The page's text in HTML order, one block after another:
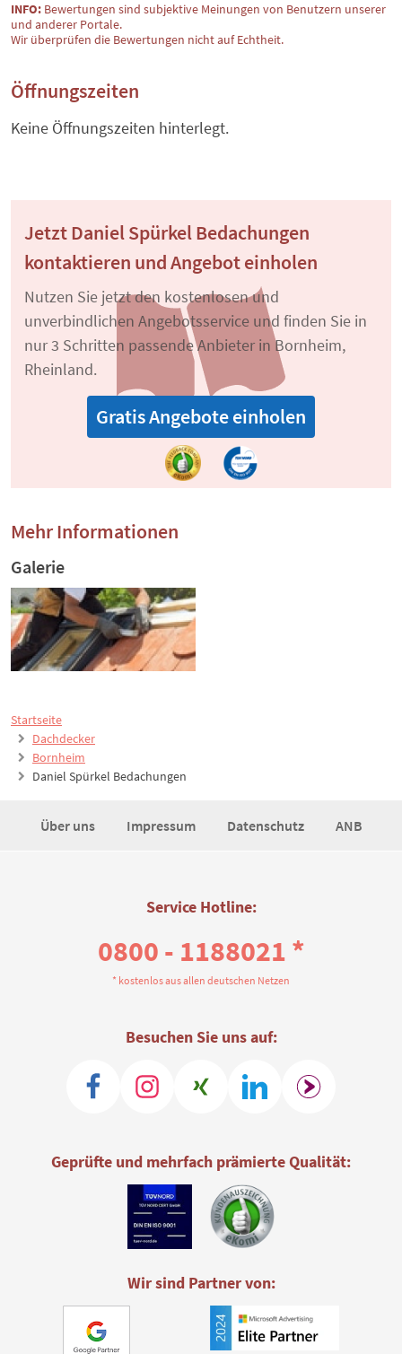
Startseite
Dachdecker
Bornheim
Daniel Spürkel Bedachungen
INFO: Bewertungen sind subjektive Meinungen von Benutzern unserer
und anderer Portale.
Wir überprüfen die Bewertungen nicht auf Echtheit.
Öffnungszeiten
Keine Öffnungszeiten hinterlegt.
Jetzt Daniel Spürkel Bedachungen
kontaktieren und Angebot einholen
Nutzen Sie jetzt den kostenlosen und
unverbindlichen Angebotsservice und finden Sie in
nur 3 Schritten passende Anbieter in Bornheim,
Rheinland.
Gratis Angebote einholen
Mehr Informationen
Galerie
Über uns Impressum Datenschutz ANB
Service Hotline:
0800 - 1188021 *
* kostenlos aus allen deutschen Netzen
Besuchen Sie uns auf:
Geprüfte und mehrfach prämierte Qualität:
Wir sind Partner von: